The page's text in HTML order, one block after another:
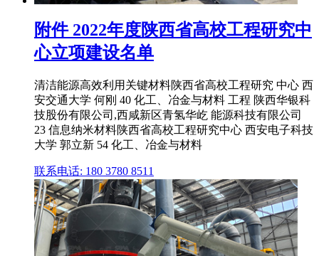
附件 2022年度陕西省高校工程研究中
心立项建设名单
清洁能源高效利用关键材料陕西省高校工程研究 中心 西
安交通大学 何刚 40 化工、冶金与材料 工程 陕西华银科
技股份有限公司,西咸新区青氢华屹 能源科技有限公司
23 信息纳米材料陕西省高校工程研究中心 西安电子科技
大学 郭立新 54 化工、冶金与材料
联系电话: 180 3780 8511